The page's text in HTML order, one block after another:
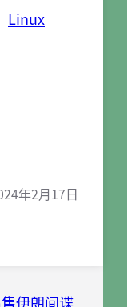
Linux
年2月17日
伊朗间谍